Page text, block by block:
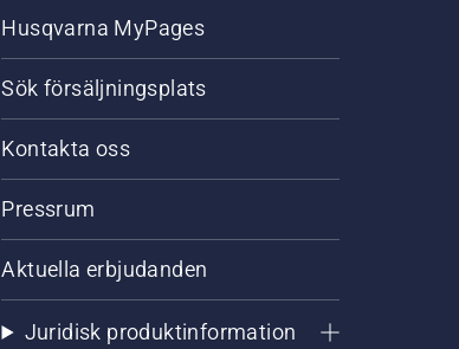
Husqvarna MyPages
Sök försäljningsplats
Kontakta oss
Pressrum
Aktuella erbjudanden
Juridisk produktinformation